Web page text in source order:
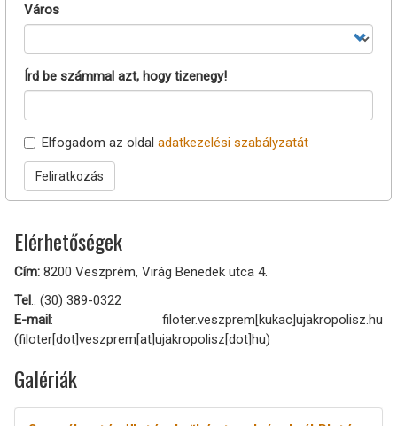
Város
Írd be számmal azt, hogy tizenegy!
Elfogadom az oldal adatkezelési szabályzatát
Feliratkozás
Elérhetőségek
Cím: 8200 Veszprém, Virág Benedek utca 4.
Tel.: (30) 389-0322
E-mail: filoter.veszprem[kukac]ujakropolisz.hu
(filoter[dot]veszprem[at]ujakropolisz[dot]hu)
Galériák